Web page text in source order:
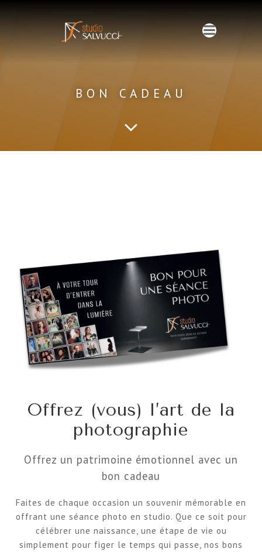
BON CADEAU
Offrez (vous) l’art de la
photographie
Offrez un patrimoine émotionnel avec un
bon cadeau
Faites de chaque occasion un souvenir mémorable en
offrant une séance photo en studio. Que ce soit pour
célébrer une naissance, une étape de vie ou
simplement pour figer le temps qui passe, nos bons